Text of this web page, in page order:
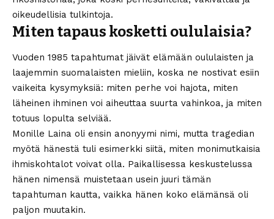
oikeudellisia tulkintoja.
Miten tapaus kosketti oululaisia?
Vuoden 1985 tapahtumat jäivät elämään oululaisten ja
laajemmin suomalaisten mieliin, koska ne nostivat esiin
vaikeita kysymyksiä: miten perhe voi hajota, miten
läheinen ihminen voi aiheuttaa suurta vahinkoa, ja miten
totuus lopulta selviää.
Monille Laina oli ensin anonyymi nimi, mutta tragedian
myötä hänestä tuli esimerkki siitä, miten monimutkaisia
ihmiskohtalot voivat olla. Paikallisessa keskustelussa
hänen nimensä muistetaan usein juuri tämän
tapahtuman kautta, vaikka hänen koko elämänsä oli
paljon muutakin.